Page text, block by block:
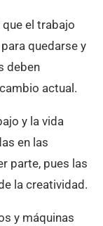
el trabajo
quedarse y
deben
actual.
y la vida
en las
parte, pues las
la creatividad.
y máquinas